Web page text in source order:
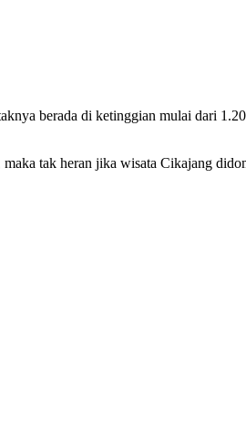
berada di ketinggian mulai dari
tak heran jika wisata Cikajang